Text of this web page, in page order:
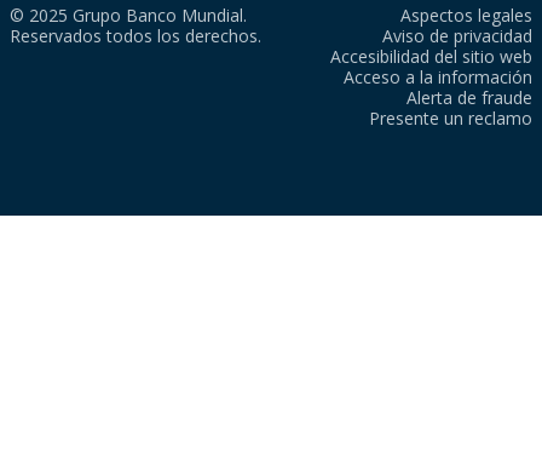
© 2025 Grupo Banco Mundial.
Reservados todos los derechos.
Aspectos legales
Aviso de privacidad
Accesibilidad del sitio web
Acceso a la información
Alerta de fraude
Presente un reclamo